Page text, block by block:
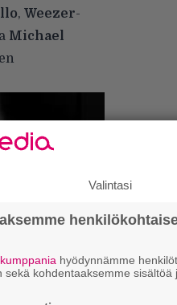
, Weezer-
Michael
Valintasi
hyödynnämme
kohdentaaksemme sisältöä